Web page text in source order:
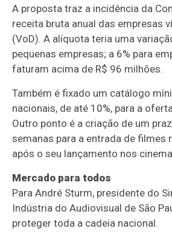
A proposta traz a incidência da
receita bruta anual das empresas
(VoD). A alíquota teria uma
pequenas empresas; a 6% para
faturam acima de R$ 96 milhões.
Também é fixado um catálogo
nacionais, de até 10%, para a
Outro ponto é a criação de um
semanas para a entrada de filmes
após o seu lançamento nos
Mercado para todos
Para André Sturm, presidente do
Indústria do Audiovisual de São
proteger toda a cadeia nacional.